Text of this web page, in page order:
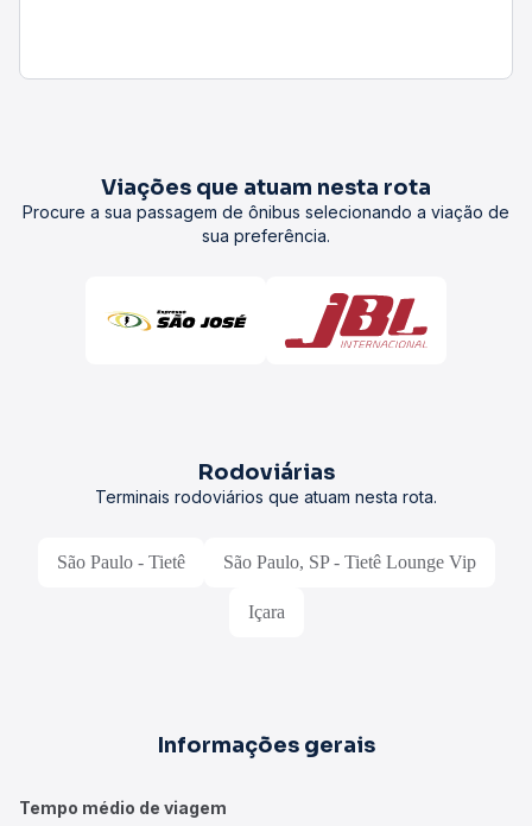
Viações que atuam nesta rota
Procure a sua passagem de ônibus selecionando a viação de
sua preferência.
Rodoviárias
Terminais rodoviários que atuam nesta rota.
São Paulo - Tietê São Paulo, SP - Tietê Lounge Vip
Içara
Informações gerais
Tempo médio de viagem